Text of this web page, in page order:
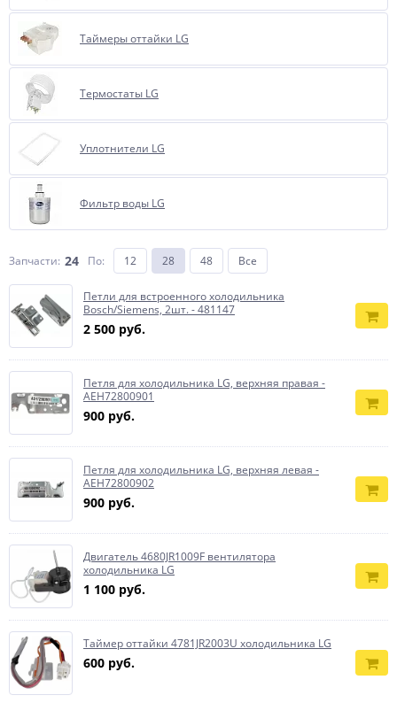
Таймеры оттайки LG
Термостаты LG
Уплотнители LG
Фильтр воды LG
Запчасти: 24 По: 12 28 48 Все
Петли для встроенного холодильника
Bosch/Siemens, 2шт. - 481147
2 500 руб.
Петля для холодильника LG, верхняя правая -
AEH72800901
900 руб.
Петля для холодильника LG, верхняя левая -
AEH72800902
900 руб.
Двигатель 4680JR1009F вентилятора
холодильника LG
1 100 руб.
Таймер оттайки 4781JR2003U холодильника LG
600 руб.